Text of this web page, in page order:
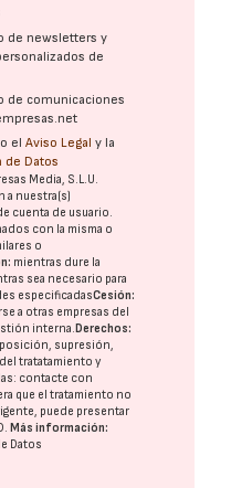
de newsletters y
de
de comunicaciones
elAviso Legal y la
de Datos
Media, S.L.U.
a nuestra(s)
cuenta de usuario.
con la misma o
o
mientras dure la
sea necesario para
especificadasCesión:
a otras empresas del
interna.Derechos:
supresión,
tratatamiento y
contacte con
que el tratamiento no
puede presentar
.Más información:
Datos